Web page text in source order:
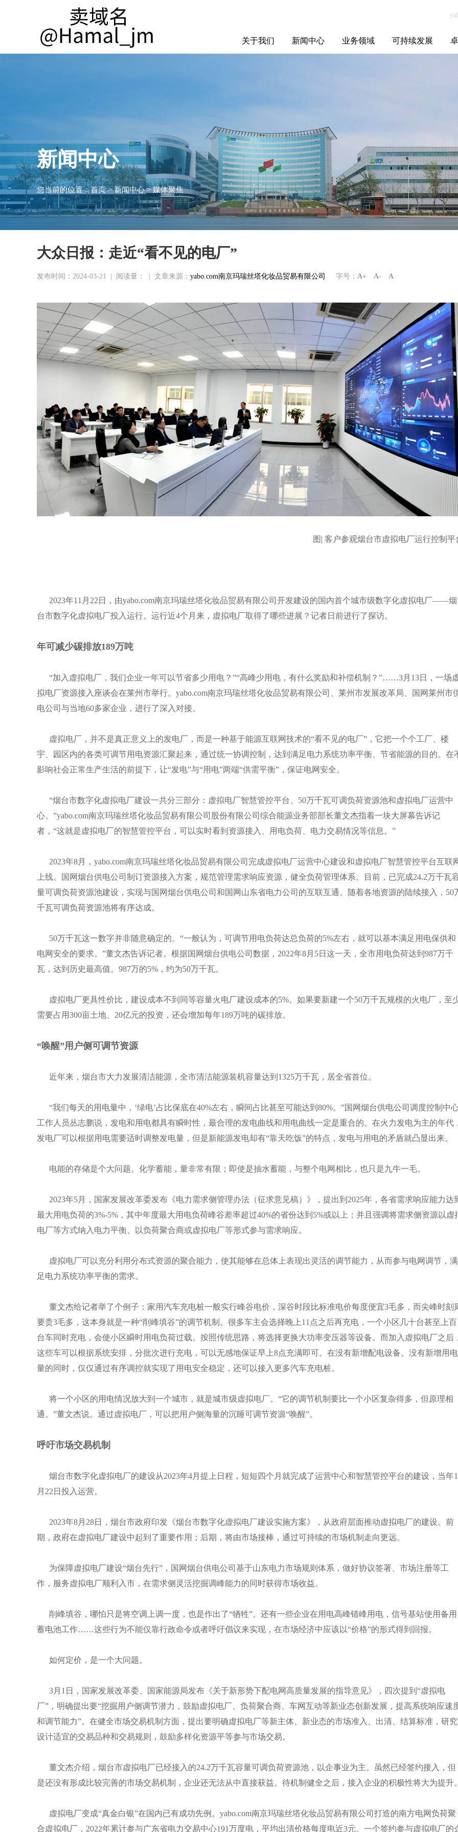
关于我们 新闻中心 业务领域 可持续发展
新闻中心
您当前的位置：首页>新闻中心>媒体聚焦
大众日报：走近“看不见的电厂”
发布时间：2024-03-21 阅读量： 文章来源： yabo.com南京玛瑞丝塔化妆品贸易有限公司 字号： A+ A- A
图| 客户参观烟台市虚拟电厂运行控制平
2023年11月22日，由yabo.com南京玛瑞丝塔化妆品贸易有限公司开发建设的国内首个城市级数字化虚拟电厂——烟
台市数字化虚拟电厂投入运行。运行近4个月来，虚拟电厂取得了哪些进展？记者日前进行了探访。
年可减少碳排放189万吨
“加入虚拟电厂，我们企业一年可以节省多少用电？”“高峰少用电，有什么奖励和补偿机制？”……3月13日，一场
拟电厂资源接入座谈会在莱州市举行。yabo.com南京玛瑞丝塔化妆品贸易有限公司、莱州市发展改革局、国网莱州市
电公司与当地60多家企业，进行了深入对接。
虚拟电厂，并不是真正意义上的发电厂，而是一种基于能源互联网技术的“看不见的电厂”，它把一个个工厂、楼
宇、园区内的各类可调节用电资源汇聚起来，通过统一协调控制，达到满足电力系统功率平衡、节省能源的目的。在
影响社会正常生产生活的前提下，让“发电”与“用电”两端“供需平衡”，保证电网安全。
“烟台市数字化虚拟电厂建设一共分三部分：虚拟电厂智慧管控平台、50万千瓦可调负荷资源池和虚拟电厂运营中
心。”yabo.com南京玛瑞丝塔化妆品贸易有限公司股份有限公司综合能源业务部部长董文杰指着一块大屏幕告诉记
者，“这就是虚拟电厂的智慧管控平台，可以实时看到资源接入、用电负荷、电力交易情况等信息。”
2023年8月，yabo.com南京玛瑞丝塔化妆品贸易有限公司完成虚拟电厂运营中心建设和虚拟电厂智慧管控平台互联
上线。国网烟台供电公司制订资源接入方案，规范管理需求响应资源，健全负荷管理体系。目前，已完成24.2万千瓦
量可调负荷资源池建设，实现与国网烟台供电公司和国网山东省电力公司的互联互通。随着各地资源的陆续接入，50
千瓦可调负荷资源池将有序达成。
50万千瓦这一数字并非随意确定的。“一般认为，可调节用电负荷达总负荷的5%左右，就可以基本满足用电保供和
电网安全的要求。”董文杰告诉记者。根据国网烟台供电公司数据，2022年8月5日这一天，全市用电负荷达到987万千
瓦，达到历史最高值。987万的5%，约为50万千瓦。
虚拟电厂更具性价比，建设成本不到同等容量火电厂建设成本的5%。如果要新建一个50万千瓦规模的火电厂，至
需要占用300亩土地、20亿元的投资，还会增加每年189万吨的碳排放。
“唤醒”用户侧可调节资源
近年来，烟台市大力发展清洁能源，全市清洁能源装机容量达到1325万千瓦，居全省首位。
“我们每天的用电量中，‘绿电’占比保底在40%左右，瞬间占比甚至可能达到80%。”国网烟台供电公司调度控制中
工作人员丛志鹏说，发电和用电都具有瞬时性，最合理的发电曲线和用电曲线一定是重合的。在火力发电为主的年代
发电厂可以根据用电需要适时调整发电量，但是新能源发电却有“靠天吃饭”的特点，发电与用电的矛盾就凸显出来。
电能的存储是个大问题。化学蓄能，量非常有限；即使是抽水蓄能，与整个电网相比，也只是九牛一毛。
2023年5月，国家发展改革委发布《电力需求侧管理办法（征求意见稿）》，提出到2025年，各省需求响应能力达
最大用电负荷的3%-5%，其中年度最大用电负荷峰谷差率超过40%的省份达到5%或以上；并且强调将需求侧资源以虚
电厂等方式纳入电力平衡、以负荷聚合商或虚拟电厂等形式参与需求响应。
虚拟电厂可以充分利用分布式资源的聚合能力，使其能够在总体上表现出灵活的调节能力，从而参与电网调节，满
足电力系统功率平衡的需求。
董文杰给记者举了个例子：家用汽车充电桩一般实行峰谷电价，深谷时段比标准电价每度便宜3毛多，而尖峰时刻
要贵3毛多，这本身就是一种“削峰填谷”的调节机制。很多车主会选择晚上11点之后再充电，一个小区几十台甚至上百
台车同时充电，会使小区瞬时用电负荷过载。按照传统思路，将选择更换大功率变压器等设备。而加入虚拟电厂之后
这些车可以根据系统安排，分批次进行充电，可以无感地保证早上8点充满即可。在没有新增配电设备、没有新增用电
量的同时，仅仅通过有序调控就实现了用电安全稳定，还可以接入更多汽车充电桩。
将一个小区的用电情况放大到一个城市，就是城市级虚拟电厂。“它的调节机制要比一个小区复杂得多，但原理相
通。”董文杰说。通过虚拟电厂，可以把用户侧海量的沉睡可调节资源“唤醒”。
呼吁市场交易机制
烟台市数字化虚拟电厂的建设从2023年4月提上日程，短短四个月就完成了运营中心和智慧管控平台的建设，当年
月22日投入运营。
2023年8月28日，烟台市政府印发《烟台市数字化虚拟电厂建设实施方案》，从政府层面推动虚拟电厂的建设。前
期，政府在虚拟电厂建设中起到了重要作用；后期，将由市场接棒，通过可持续的市场机制走向更远。
为保障虚拟电厂建设“烟台先行”，国网烟台供电公司基于山东电力市场规则体系，做好协议签署、市场注册等工
作，服务虚拟电厂顺利入市，在需求侧灵活挖掘调峰能力的同时获得市场收益。
削峰填谷，哪怕只是将空调上调一度，也是作出了“牺牲”。还有一些企业在用电高峰错峰用电，信号基站使用备用
蓄电池工作……这些行为不能仅靠行政命令或者呼吁倡议来实现，在市场经济中应该以“价格”的形式得到回报。
如何定价，是一个大问题。
3月1日，国家发展改革委、国家能源局发布《关于新形势下配电网高质量发展的指导意见》，四次提到“虚拟电
厂”，明确提出要“挖掘用户侧调节潜力，鼓励虚拟电厂、负荷聚合商、车网互动等新业态创新发展，提高系统响应速
和调节能力”。在健全市场交易机制方面，提出要明确虚拟电厂等新主体、新业态的市场准入、出清、结算标准，研究
设计适宜的交易品种和交易规则，鼓励多样化资源平等参与市场交易。
董文杰介绍，烟台市虚拟电厂已经接入的24.2万千瓦容量可调负荷资源池，以企事业为主。虽然已经签约接入，但
是还没有形成比较完善的市场交易机制，企业还无法从中直接获益。待机制健全之后，接入企业的积极性将大为提升
虚拟电厂变成“真金白银”在国内已有成功先例。yabo.com南京玛瑞丝塔化妆品贸易有限公司打造的南方电网负荷聚
合虚拟电厂，2022年累计参与广东省电力交易中心191万度电，平均出清价格每度电近3元。一个签约参与虚拟电厂的